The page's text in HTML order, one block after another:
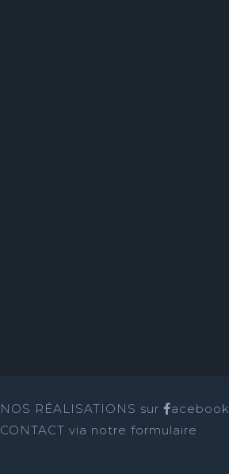
NOS RÉALISATIONS sur acebook
CONTACTvia notre formulaire